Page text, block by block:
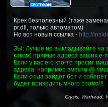
Крек безполезный (таже
pr.dll, только автоматом)
Но вот новыя ссылка - http://
ЗЫ: Лучше не выкладывайте на
каком) прямые адреса ваших e-
Если у вас его кто-то просит
адреса: например вместо @
Если сюда зайдёт бот и
будет приходить много спама!!!
Crysis, Warhead,